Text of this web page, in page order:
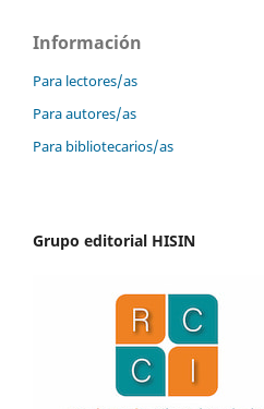
Información
Para lectores/as
Para autores/as
Para bibliotecarios/as
Grupo editorial HISIN